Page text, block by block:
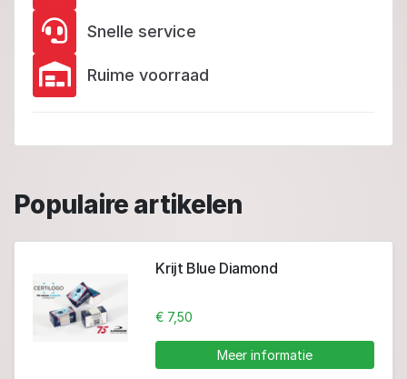
Snelle service
Ruime voorraad
Populaire artikelen
Krijt Blue Diamond
€ 7,50
Meer informatie